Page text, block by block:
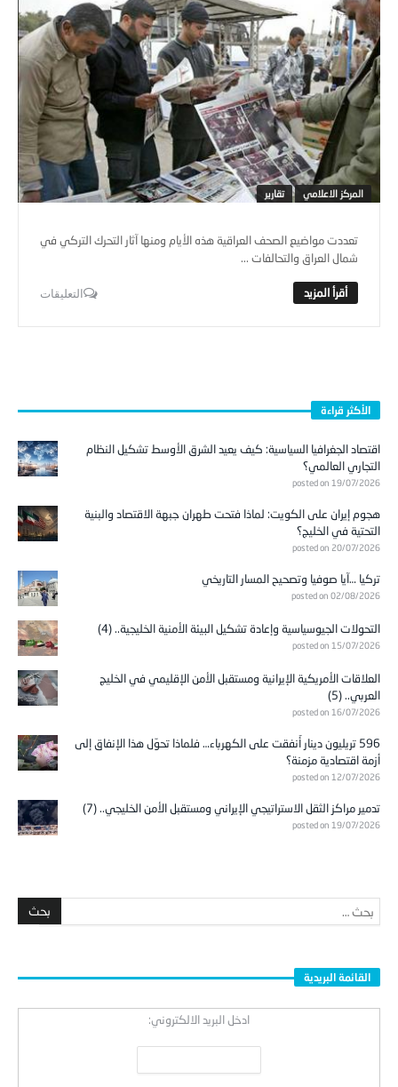
المركز الاعلامي تقارير
تعددت مواضيع الصحف العراقية هذه الأيام ومنها آثار التحرك التركي في
شمال العراق والتحالفات ...
التعليقات
الأكثر قراءة
اقتصاد الجغرافيا السياسية: كيف يعيد الشرق الأوسط تشكيل النظام
التجاري العالمي؟
posted on 19/07/2026
هجوم إيران على الكويت: لماذا فتحت طهران جبهة الاقتصاد والبنية
التحتية في الخليج؟
posted on 20/07/2026
تركيا …آيا صوفيا وتصحيح المسار التاريخي
posted on 02/08/2026
التحولات الجيوسياسية وإعادة تشكيل البيئة الأمنية الخليجية.. (4)
posted on 15/07/2026
العلاقات الأمريكية الإيرانية ومستقبل الأمن الإقليمي في الخليج
العربي.. (5)
posted on 16/07/2026
596 تريليون دينار أُنفقت على الكهرباء… فلماذا تحوّل هذا الإنفاق إلى
أزمة اقتصادية مزمنة؟
posted on 12/07/2026
تدمير مراكز الثقل الاستراتيجي الإيراني ومستقبل الأمن الخليجي.. (7)
posted on 19/07/2026
القائمة البريدية
ادخل البريد الالكتروني: